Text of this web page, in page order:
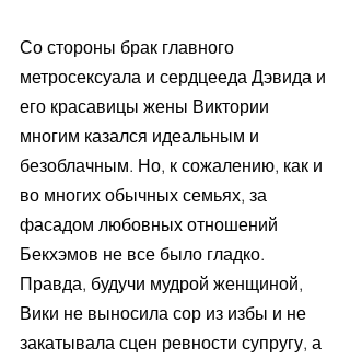
Со стороны брак главного
метросексуала и сердцееда Дэвида и
его красавицы жены Виктории
многим казался идеальным и
безоблачным. Но, к сожалению, как и
во многих обычных семьях, за
фасадом любовных отношений
Бекхэмов не все было гладко.
Правда, будучи мудрой женщиной,
Вики не выносила сор из избы и не
закатывала сцен ревности супругу, а